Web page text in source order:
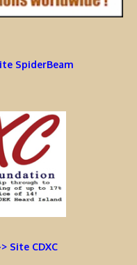
SpiderBeam
Site CDXC